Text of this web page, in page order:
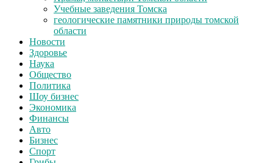
Учебные заведения Томска
геологические памятники природы томской
области
Новости
Здоровье
Наука
Общество
Политика
Шоу бизнес
Экономика
Финансы
Авто
Бизнес
Спорт